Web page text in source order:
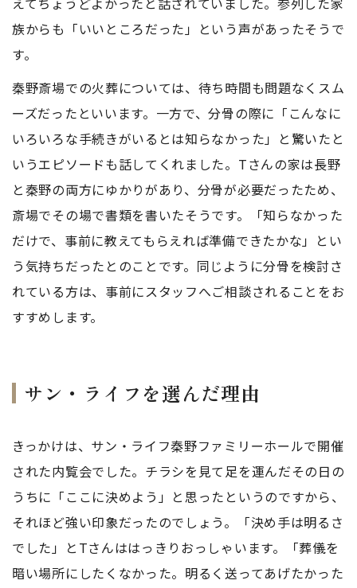
族からも「いいところだった」という声があったそうで
す。
秦野斎場での火葬については、待ち時間も問題なくスム
ーズだったといいます。一方で、分骨の際に「こんなに
いろいろな手続きがいるとは知らなかった」と驚いたと
いうエピソードも話してくれました。Tさんの家は長野
と秦野の両方にゆかりがあり、分骨が必要だったため、
斎場でその場で書類を書いたそうです。「知らなかった
だけで、事前に教えてもらえれば準備できたかな」とい
う気持ちだったとのことです。同じように分骨を検討さ
れている方は、事前にスタッフへご相談されることをお
すすめします。
サン・ライフを選んだ理由
きっかけは、サン・ライフ秦野ファミリーホールで開催
された内覧会でした。チラシを見て足を運んだその日の
うちに「ここに決めよう」と思ったというのですから、
それほど強い印象だったのでしょう。「決め手は明るさ
でした」とTさんははっきりおっしゃいます。「葬儀を
暗い場所にしたくなかった。明るく送ってあげたかった